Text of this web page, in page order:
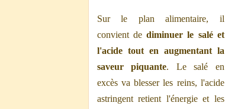
Sur le plan alimentaire, il
convient dediminuer le salé et
l'acide tout en augmentant la
saveur piquante. Le salé en
excès va blesser les reins, l'acide
astringent retient l'énergie et les